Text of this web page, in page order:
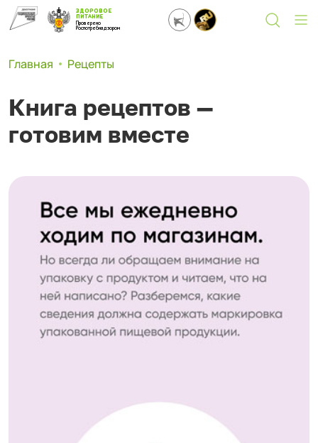
ЗДОРОВОЕ
ПИТАНИЕ
Проверено
Роспотребнадзором
Главная Рецепты
Книга рецептов —
готовим вместе